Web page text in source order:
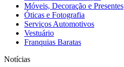
Móveis, Decoração e Presentes
Óticas e Fotografia
Serviços Automotivos
Vestuário
Franquias Baratas
Notícias